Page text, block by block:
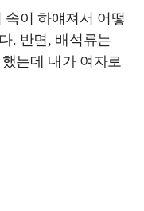
이 하얘져서 어떻
. 반면, 배석류는
는데 내가 여자로